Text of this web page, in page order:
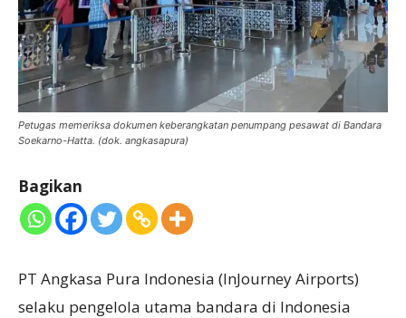
Petugas memeriksa dokumen keberangkatan penumpang pesawat di Bandara
Soekarno-Hatta. (dok. angkasapura)
Bagikan
PT Angkasa Pura Indonesia (InJourney Airports)
selaku pengelola utama bandara di Indonesia